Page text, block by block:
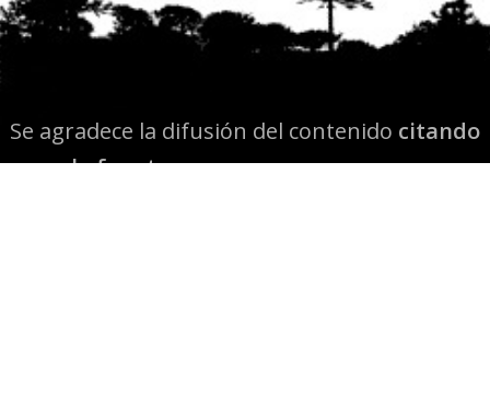
Se agradece la difusión del contenido citando
la fuente www.mapuexpress.org